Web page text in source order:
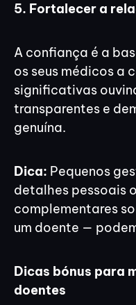
5. Fortalecer a
A confiança é a
os seus médicos a
significativas
transparentes e
genuína.
Dica: Pequenos
detalhes pessoais
complementares
um doente —
Dicas bónus para
doentes